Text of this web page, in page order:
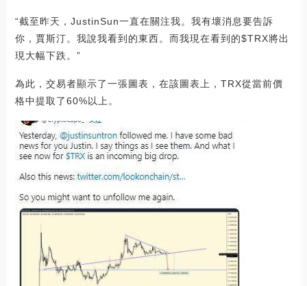
“截至昨天，JustinSun一直在關注我。我有壞消息要告訴
你，賈斯汀。我說我看到的東西。而我現在看到的$TRX將出
現大幅下跌。”
為此，交易者顯示了一張圖表，在該圖表上，TRX從當前價
格中提取了60%以上。